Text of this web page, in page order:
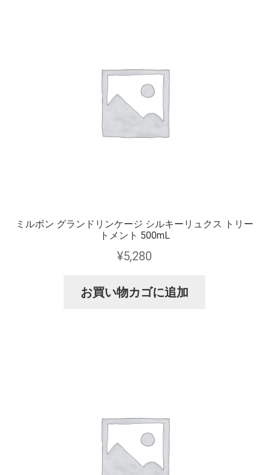
ミルボン グランドリンケージ シルキーリュクス トリー
トメント 500mL
¥5,280
お買い物カゴに追加